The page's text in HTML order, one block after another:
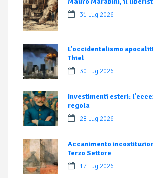
31 Lug 2026
L’occidentalismo
Thiel
30 Lug 2026
Investimenti esteri:
regola
28 Lug 2026
Accanimento
Terzo Settore
17 Lug 2026